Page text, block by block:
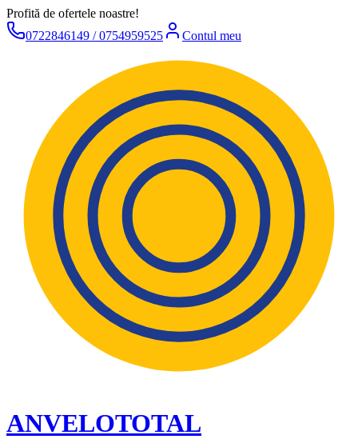
Profită de ofertele noastre!
0722846149 / 0754959525
Contul meu
ANVELOTOTAL